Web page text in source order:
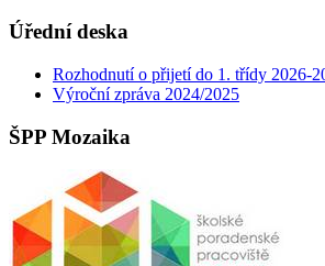
Úřední deska
Rozhodnutí o přijetí do 1. třídy 2026-
Výroční zpráva 2024/2025
ŠPP Mozaika